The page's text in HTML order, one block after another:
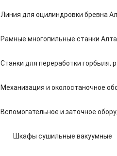
Линия для оцилиндровки бревна
Рамные многопильные станки
Станки для переработки горбыля,
Механизация и околостаночное
Вспомогательное и заточное
Шкафы сушильные вакуумные